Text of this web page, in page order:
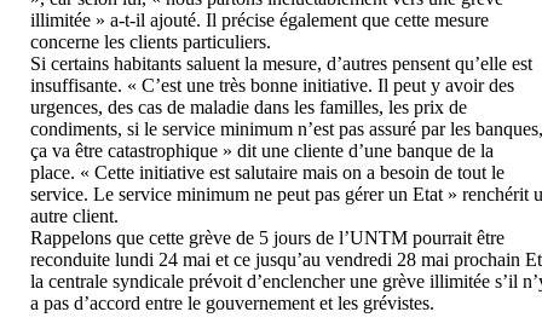
illimitée » a-t-il ajouté. Il précise également que cette mesure
concerne les clients particuliers.
Si certains habitants saluent la mesure, d’autres pensent qu’elle est
insuffisante. « C’est une très bonne initiative. Il peut y avoir des
urgences, des cas de maladie dans les familles, les prix de
condiments, si le service minimum n’est pas assuré par les
ça va être catastrophique » dit une cliente d’une banque de la
place. « Cette initiative est salutaire mais on a besoin de tout le
service. Le service minimum ne peut pas gérer un Etat » renchérit
autre client.
Rappelons que cette grève de 5 jours de l’UNTM pourrait être
reconduite lundi 24 mai et ce jusqu’au vendredi 28 mai prochain Et
la centrale syndicale prévoit d’enclencher une grève illimitée s’il
a pas d’accord entre le gouvernement et les grévistes.